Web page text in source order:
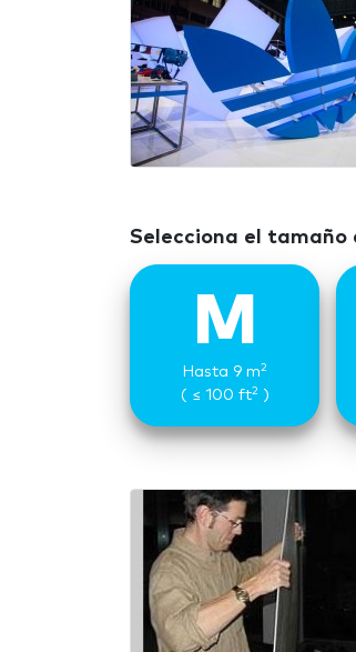
Selecciona el tamaño
M
Hasta 9 m2
( ≤ 100 ft2)